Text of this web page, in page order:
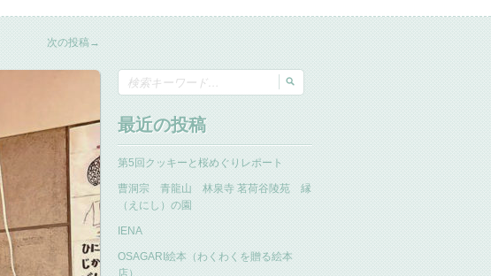
次の投稿→
最近の投稿
第5回クッキーと桜めぐりレポート
曹洞宗 青龍山 林泉寺 茗荷谷陵苑 縁
（えにし）の園
IENA
OSAGARI絵本（わくわくを贈る絵本
店）